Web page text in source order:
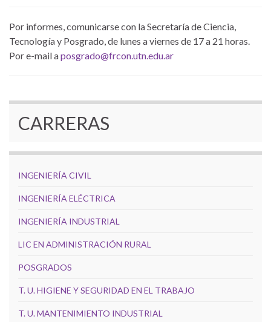
Por informes, comunicarse con la Secretaría de Ciencia,
Tecnología y Posgrado, de lunes a viernes de 17 a 21 horas.
Por e-mail aposgrado@frcon.utn.edu.ar
CARRERAS
INGENIERÍA CIVIL
INGENIERÍA ELÉCTRICA
INGENIERÍA INDUSTRIAL
LIC EN ADMINISTRACIÓN RURAL
POSGRADOS
T. U. HIGIENE Y SEGURIDAD EN EL TRABAJO
T. U. MANTENIMIENTO INDUSTRIAL